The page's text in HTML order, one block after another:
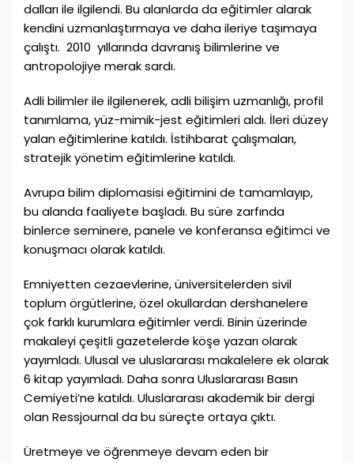
dalları ile ilgilendi. Bu alanlarda da eğitimler alarak
kendini uzmanlaştırmaya ve daha ileriye taşımaya
çalıştı. 2010 yıllarında davranış bilimlerine ve
antropolojiye merak sardı.
Adli bilimler ile ilgilenerek, adli bilişim uzmanlığı, profil
tanımlama, yüz-mimik-jest eğitimleri aldı. İleri düzey
yalan eğitimlerine katıldı. İstihbarat çalışmaları,
stratejik yönetim eğitimlerine katıldı.
Avrupa bilim diplomasisi eğitimini de tamamlayıp,
bu alanda faaliyete başladı. Bu süre zarfında
binlerce seminere, panele ve konferansa eğitimci ve
konuşmacı olarak katıldı.
Emniyetten cezaevlerine, üniversitelerden sivil
toplum örgütlerine, özel okullardan dershanelere
çok farklı kurumlara eğitimler verdi. Binin üzerinde
makaleyi çeşitli gazetelerde köşe yazarı olarak
yayımladı. Ulusal ve uluslararası makalelere ek olarak
6 kitap yayımladı. Daha sonra Uluslararası Basın
Cemiyeti’ne katıldı. Uluslararası akademik bir dergi
olan Ressjournal da bu süreçte ortaya çıktı.
Üretmeye ve öğrenmeye devam eden bir